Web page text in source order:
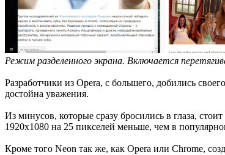
Режим разделенного экрана. Включается
Разработчики из Opera, с большего, добились
достойна уважения.
Из минусов, которые сразу бросились в глаза,
1920х1080 на 25 пикселей меньше, чем в
Кроме того Neon так же, как Opera или Chrome,